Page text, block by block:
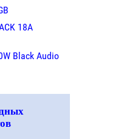
18A
Black Audio